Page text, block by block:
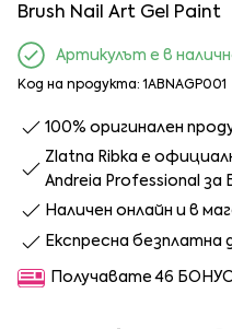
Brush Nail Art Gel Paint
Артикулът е в
Код на продукта: 1ABNAGP001
100% оригинален
Zlatna Ribka е
Andreia Professional за
Наличен онлайн и в
Експресна безплатна
Получавате 46